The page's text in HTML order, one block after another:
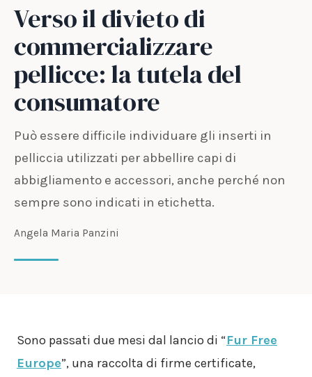
Verso il divieto di
commercializzare
pellicce: la tutela del
consumatore
Può essere difficile individuare gli inserti in
pelliccia utilizzati per abbellire capi di
abbigliamento e accessori, anche perché non
sempre sono indicati in etichetta.
Angela Maria Panzini
Sono passati due mesi dal lancio di “Fur Free
Europe”, una raccolta di firme certificate,